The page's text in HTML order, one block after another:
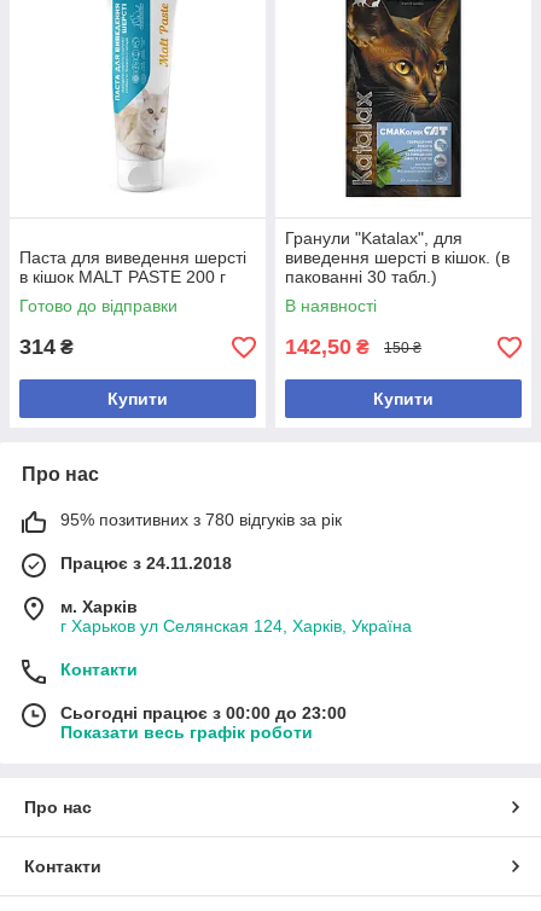
Паста для виведення шерсті
в кішок MALT PASTE 200 г
Готово до відправки
314 ₴
Купити
Гранули "Katalax", для
виведення шерсті в кішок. (в
пакованні 30 табл.)
В наявності
142,50 ₴ 150 ₴
Купити
Про нас
95% позитивних з 780 відгуків за рік
Працює з 24.11.2018
м. Харків
г Харьков ул Селянская 124, Харків, Україна
Контакти
Сьогодні працює з 00:00 до 23:00
Показати весь графік роботи
Про нас
Контакти